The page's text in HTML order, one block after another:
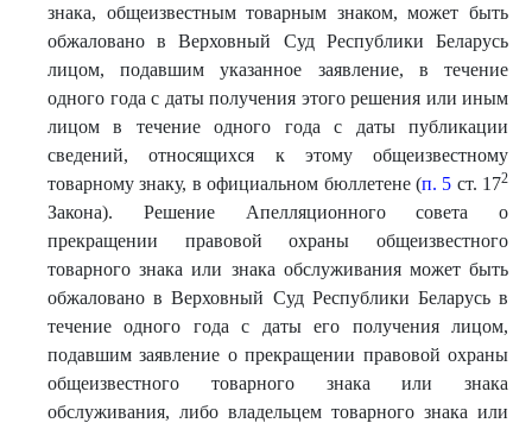
знака, общеизвестным товарным знаком, может быть
обжаловано в Верховный Суд Республики Беларусь
лицом, подавшим указанное заявление, в течение
одного года с даты получения этого решения или иным
лицом в течение одного года с даты публикации
сведений, относящихся к этому общеизвестному
товарному знаку, в официальном бюллетене (п. 5 ст. 172
Закона). Решение Апелляционного совета о
прекращении правовой охраны общеизвестного
товарного знака или знака обслуживания может быть
обжаловано в Верховный Суд Республики Беларусь в
течение одного года с даты его получения лицом,
подавшим заявление о прекращении правовой охраны
общеизвестного товарного знака или знака
обслуживания, либо владельцем товарного знака или